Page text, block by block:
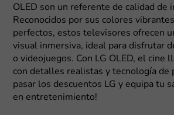
OLED son un referente de calidad de
Reconocidos por sus colores
perfectos, estos televisores ofrecen
visual inmersiva, ideal para disfrutar
o videojuegos. Con LG OLED, el cine
con detalles realistas y tecnología de
pasar los descuentos LG y equipa tu
en entretenimiento!